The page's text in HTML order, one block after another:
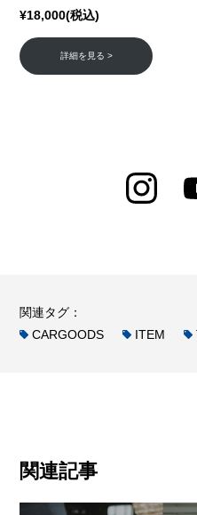
¥18,000(税込)
詳細を見る >
関連タグ：
CARGOODS
ITEM
関連記事